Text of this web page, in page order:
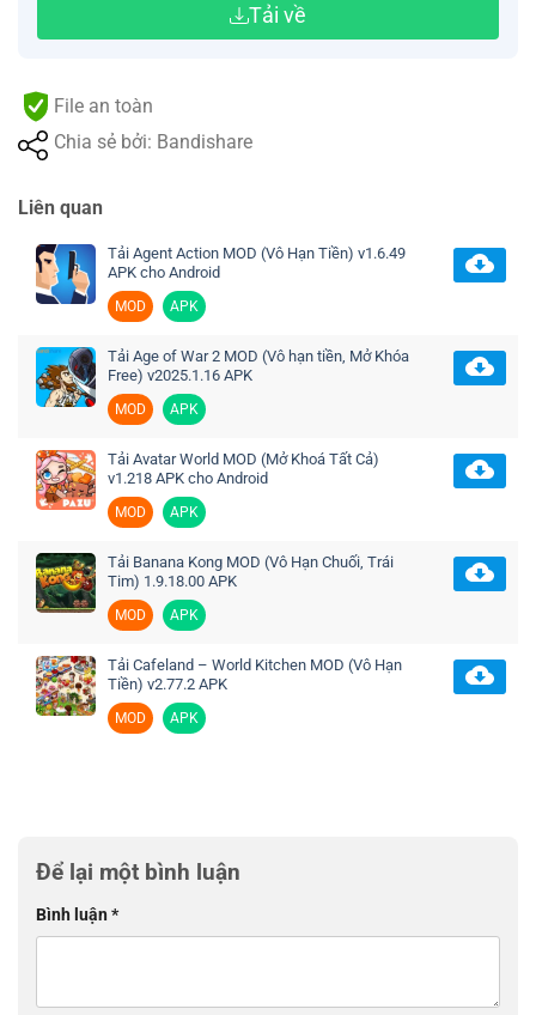
Tải về
File an toàn
Chia sẻ bởi: Bandishare
Liên quan
Tải Agent Action MOD (Vô Hạn Tiền) v1.6.49
APK cho Android
MOD APK
Tải Age of War 2 MOD (Vô hạn tiền, Mở Khóa
Free) v2025.1.16 APK
MOD APK
Tải Avatar World MOD (Mở Khoá Tất Cả)
v1.218 APK cho Android
MOD APK
Tải Banana Kong MOD (Vô Hạn Chuối, Trái
Tim) 1.9.18.00 APK
MOD APK
Tải Cafeland – World Kitchen MOD (Vô Hạn
Tiền) v2.77.2 APK
MOD APK
Để lại một bình luận
Bình luận*